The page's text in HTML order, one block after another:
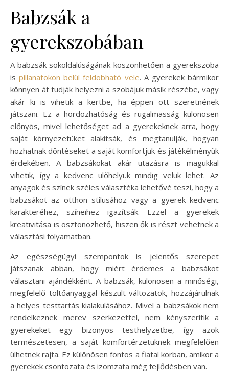
Babzsák a
gyerekszobában
A babzsák sokoldalúságának köszönhetően a gyerekszoba
ispillanatokon belül feldobható vele. A gyerekek bármikor
könnyen át tudják helyezni a szobájuk másik részébe, vagy
akár ki is vihetik a kertbe, ha éppen ott szeretnének
játszani. Ez a hordozhatóság és rugalmasság különösen
előnyös, mivel lehetőséget ad a gyerekeknek arra, hogy
saját környezetüket alakítsák, és megtanulják, hogyan
hozhatnak döntéseket a saját komfortjuk és játékélményük
érdekében. A babzsákokat akár utazásra is magukkal
vihetik, így a kedvenc ülőhelyük mindig velük lehet. Az
anyagok és színek széles választéka lehetővé teszi, hogy a
babzsákot az otthon stílusához vagy a gyerek kedvenc
karakteréhez, színeihez igazítsák. Ezzel a gyerekek
kreativitása is ösztönözhető, hiszen ők is részt vehetnek a
választási folyamatban.
Az egészségügyi szempontok is jelentős szerepet
játszanak abban, hogy miért érdemes a babzsákot
választani ajándékként. A babzsák, különösen a minőségi,
megfelelő töltőanyaggal készült változatok, hozzájárulnak
a helyes testtartás kialakulásához. Mivel a babzsákok nem
rendelkeznek merev szerkezettel, nem kényszerítik a
gyerekeket egy bizonyos testhelyzetbe, így azok
természetesen, a saját komfortérzetüknek megfelelően
ülhetnek rajta. Ez különösen fontos a fiatal korban, amikor a
gyerekek csontozata és izomzata még fejlődésben van.